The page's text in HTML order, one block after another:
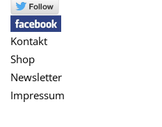
Kontakt
Shop
Newsletter
Impressum